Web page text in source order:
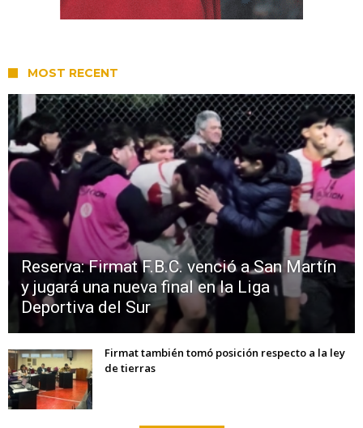
MOST RECENT
Reserva: Firmat F.B.C. venció a San Martín
y jugará una nueva final en la Liga
Deportiva del Sur
Firmat también tomó posición respecto a la ley
de tierras